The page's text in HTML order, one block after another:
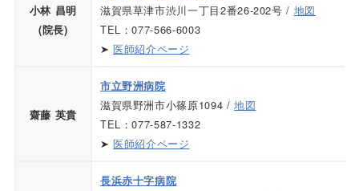
小林 昌明
(院長)
滋賀県草津市渋川一丁目2番26-202号 / 地図
TEL：077-566-6003
➤医師紹介ページ
齋藤 英貴
市立野洲病院
滋賀県野洲市小篠原1094 /地図
TEL：077-587-1332
➤医師紹介ページ
長浜赤十字病院